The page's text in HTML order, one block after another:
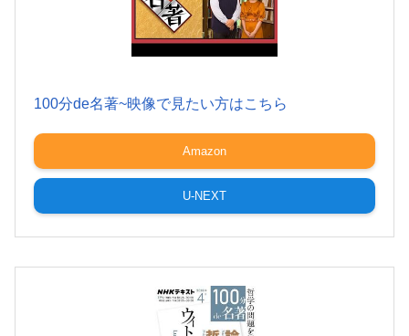
100分de名著~映像で見たい方はこちら
Amazon
U-NEXT